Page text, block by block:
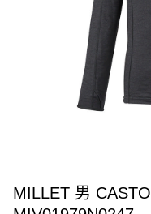
MILLET 男